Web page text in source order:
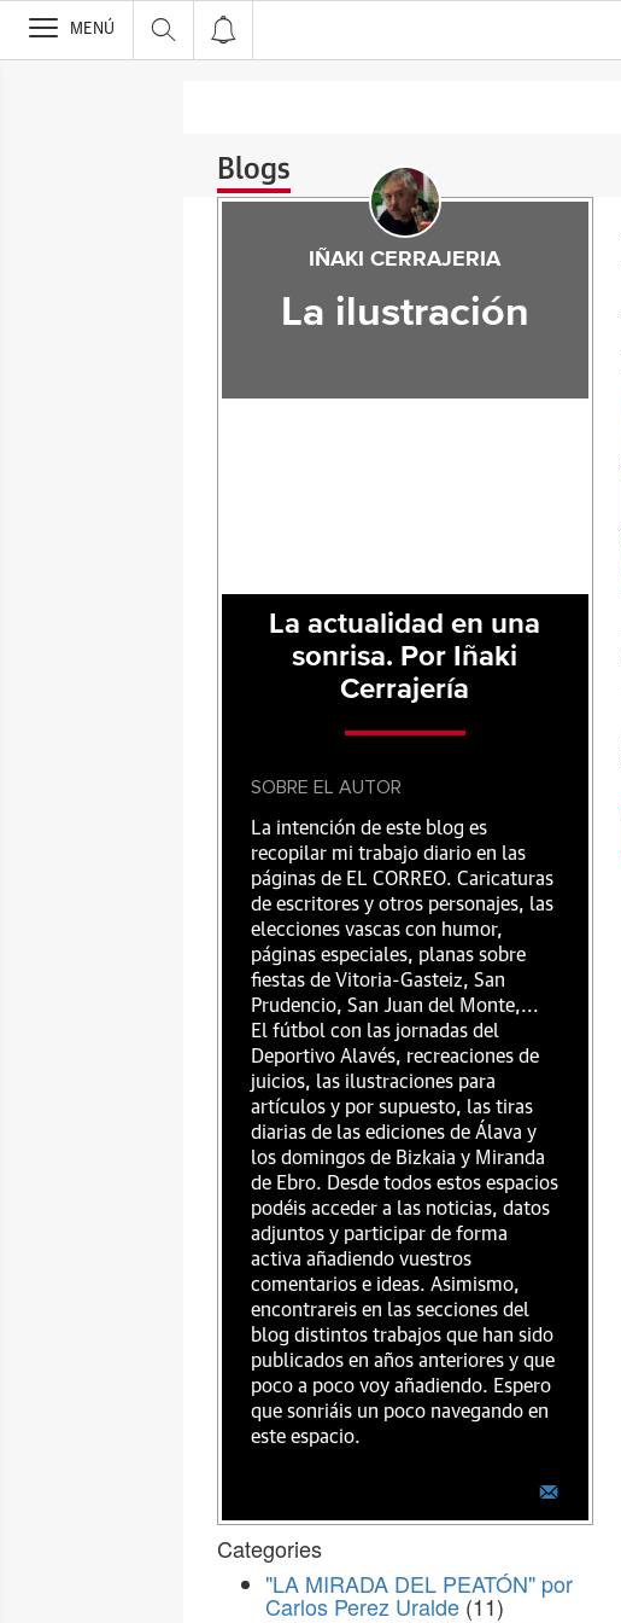
>
MENÚ
Blogs
IÑAKI CERRAJERIA
La ilustración
La actualidad en una
sonrisa. Por Iñaki
Cerrajería
SOBRE EL AUTOR
La intención de este blog es
recopilar mi trabajo diario en las
páginas de EL CORREO. Caricaturas
de escritores y otros personajes, las
elecciones vascas con humor,
páginas especiales, planas sobre
fiestas de Vitoria-Gasteiz, San
Prudencio, San Juan del Monte,...
El fútbol con las jornadas del
Deportivo Alavés, recreaciones de
juicios, las ilustraciones para
artículos y por supuesto, las tiras
diarias de las ediciones de Álava y
los domingos de Bizkaia y Miranda
de Ebro. Desde todos estos espacios
podéis acceder a las noticias, datos
adjuntos y participar de forma
activa añadiendo vuestros
comentarios e ideas. Asimismo,
encontrareis en las secciones del
blog distintos trabajos que han sido
publicados en años anteriores y que
poco a poco voy añadiendo. Espero
que sonriáis un poco navegando en
este espacio.
Categories
"LA MIRADA DEL PEATÓN" por
Carlos Perez Uralde (11)